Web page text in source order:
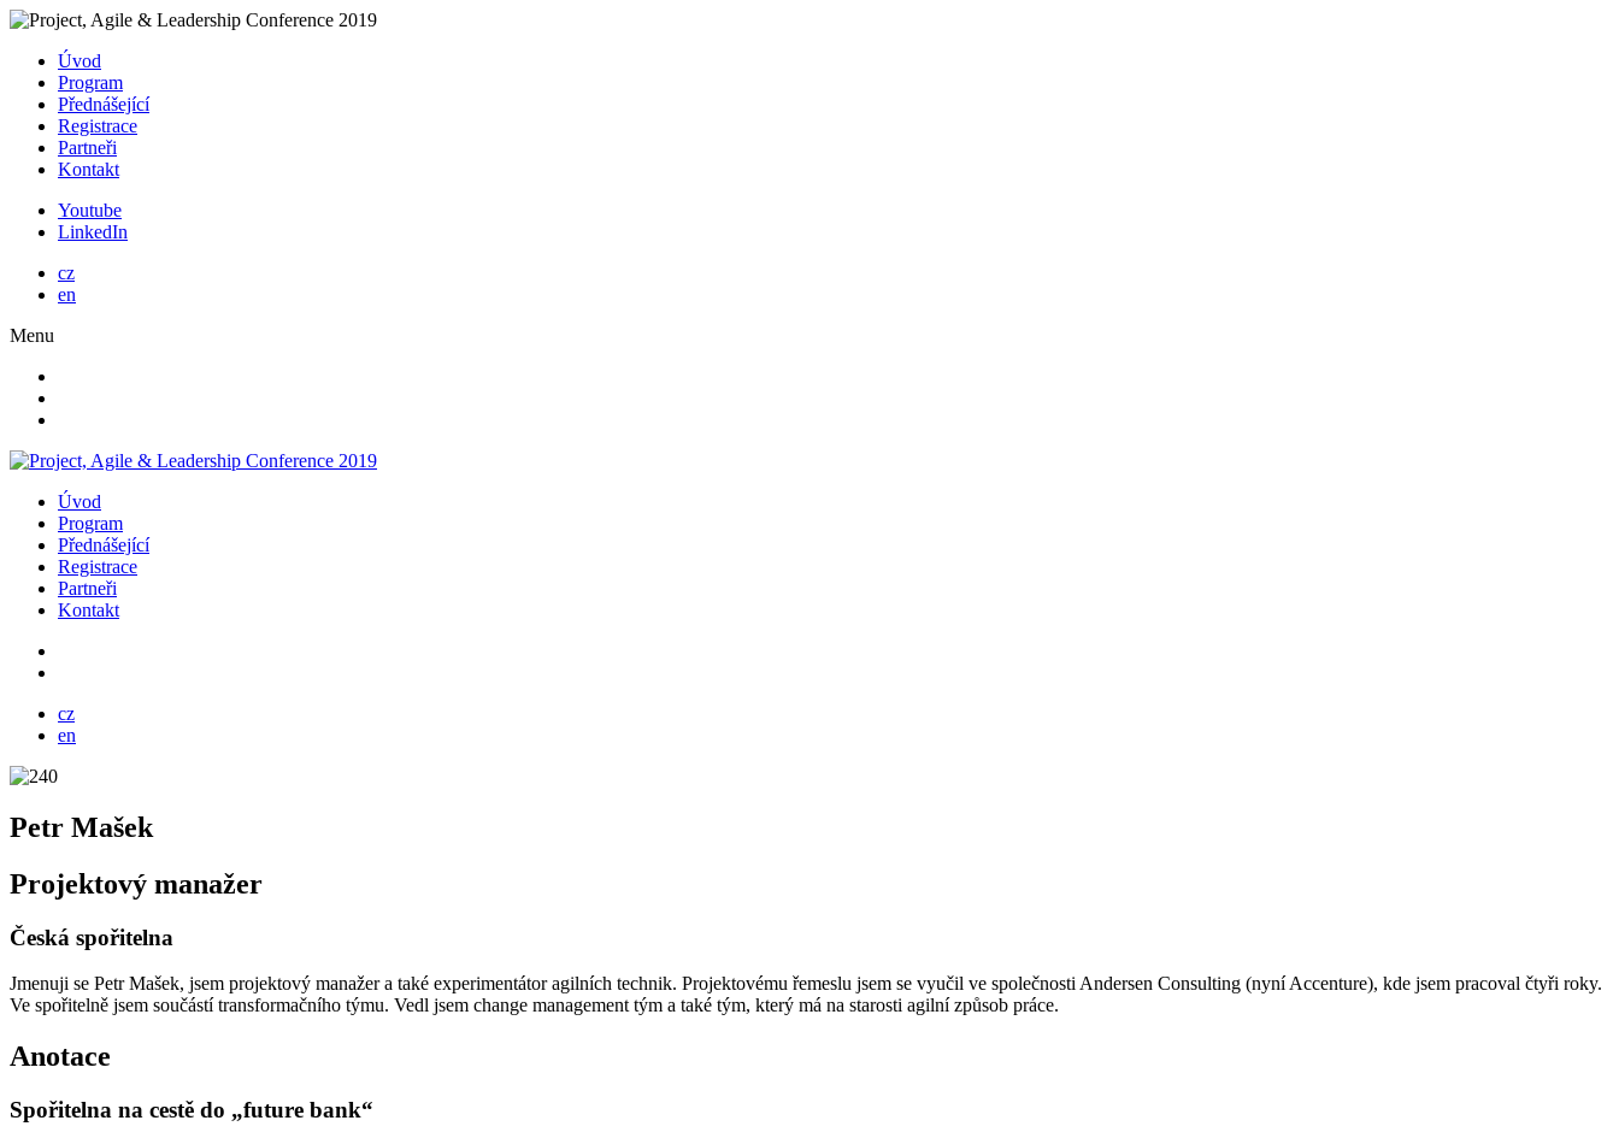
Úvod
Program
Přednášející
Registrace
Partneři
Kontakt
Youtube
LinkedIn
cz
en
Menu
Úvod
Program
Přednášející
Registrace
Partneři
Kontakt
cz
en
Petr Mašek
Projektový manažer
Česká spořitelna
Jmenuji se Petr Mašek, jsem projektový manažer a také experimentátor agilních technik. Projektovému řemeslu jsem se vyučil ve společnosti Andersen Consulting (nyní Accenture), kde jsem pracoval čtyři roky.
Ve spořitelně jsem součástí transformačního týmu. Vedl jsem change management tým a také tým, který má na starosti agilní způsob práce.
Anotace
Spořitelna na cestě do „future bank“